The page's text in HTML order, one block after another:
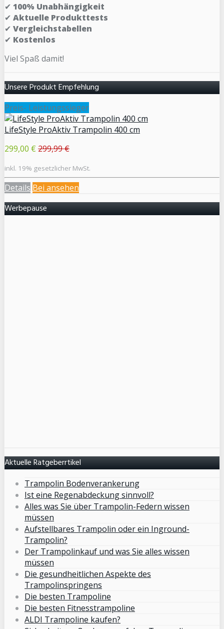
✔ 100% Unabhängigkeit
✔ Aktuelle Produkttests
✔ Vergleichstabellen
✔ Kostenlos
Viel Spaß damit!
Unsere Produkt Empfehlung
Preis- Leistungssieger
LifeStyle ProAktiv Trampolin 400 cm
299,00 € 299,99 €
inkl. 19% gesetzlicher MwSt.
Details Bei ansehen
Werbepause
Aktuelle Ratgeberrtikel
Trampolin Bodenverankerung
Ist eine Regenabdeckung sinnvoll?
Alles was Sie über Trampolin-Federn wissen
müssen
Aufstellbares Trampolin oder ein Inground-
Trampolin?
Der Trampolinkauf und was Sie alles wissen
müssen
Die gesundheitlichen Aspekte des
Trampolinspringens
Die besten Trampoline
Die besten Fitnesstrampoline
ALDI Trampoline kaufen?